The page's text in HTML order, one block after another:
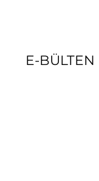
E-BÜLTEN